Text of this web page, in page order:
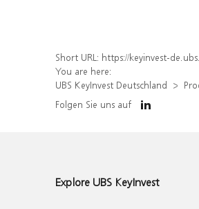
Short URL: https://keyinvest-de.ubs.com/produkt/detail/
You are here:
UBS KeyInvest Deutschland
Folgen Sie uns auf
Explore UBS KeyInvest